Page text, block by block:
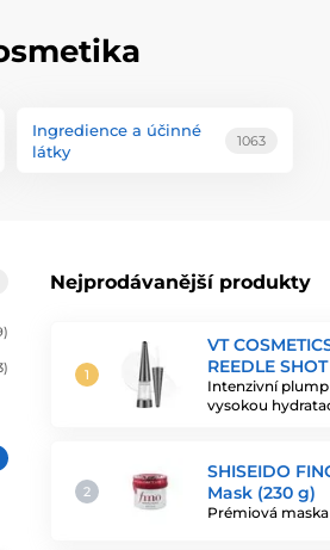
Ingredience a účinné
látky
1063
Nejprodávanější produkty
VT
REEDLE
Intenzivní
vysokou
SHISEIDO
Mask (230 g)
Prémiová